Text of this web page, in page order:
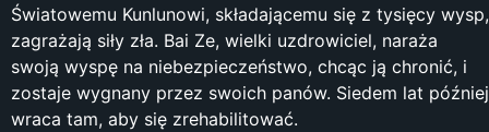
Światowemu Kunlunowi, składającemu się z tysięcy wysp,
zagrażają siły zła. Bai Ze, wielki uzdrowiciel, naraża
swoją wyspę na niebezpieczeństwo, chcąc ją chronić, i
zostaje wygnany przez swoich panów. Siedem lat później
wraca tam, aby się zrehabilitować.